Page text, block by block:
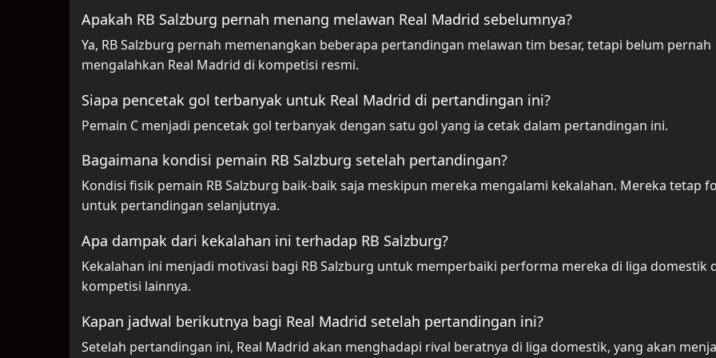
Apakah RB Salzburg pernah menang melawan Real Madrid sebelumnya?
Ya, RB Salzburg pernah memenangkan beberapa pertandingan melawan tim besar, tetapi belum pernah
mengalahkan Real Madrid di kompetisi resmi.
Siapa pencetak gol terbanyak untuk Real Madrid di pertandingan ini?
Pemain C menjadi pencetak gol terbanyak dengan satu gol yang ia cetak dalam pertandingan ini.
Bagaimana kondisi pemain RB Salzburg setelah pertandingan?
Kondisi fisik pemain RB Salzburg baik-baik saja meskipun mereka mengalami kekalahan. Mereka tetap
untuk pertandingan selanjutnya.
Apa dampak dari kekalahan ini terhadap RB Salzburg?
Kekalahan ini menjadi motivasi bagi RB Salzburg untuk memperbaiki performa mereka di liga domestik
kompetisi lainnya.
Kapan jadwal berikutnya bagi Real Madrid setelah pertandingan ini?
Setelah pertandingan ini, Real Madrid akan menghadapi rival beratnya di liga domestik, yang akan